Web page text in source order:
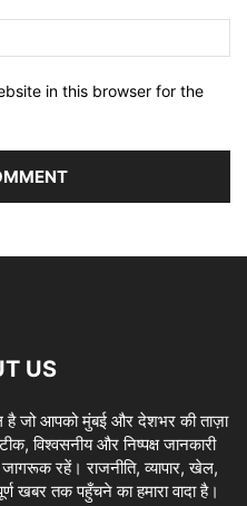
in this browser for the
US
है जो आपको मुंबई और देशभर की ताज़ा
विश्वसनीय और निष्पक्ष जानकारी
रहें। राजनीति, व्यापार, खेल,
खबर तक पहुँचने का हमारा वादा है।